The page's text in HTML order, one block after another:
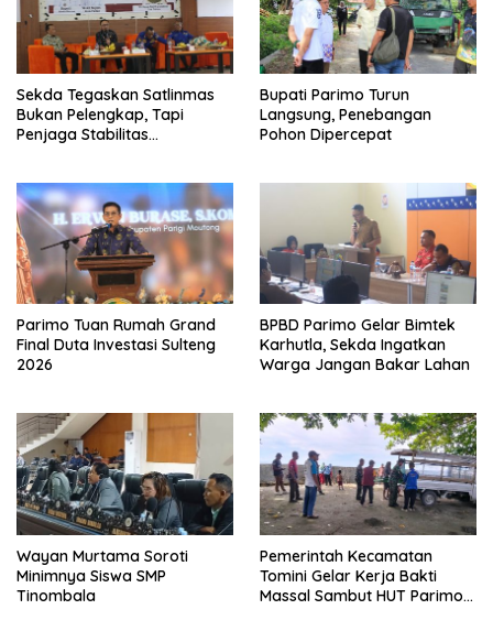
Sekda Tegaskan Satlinmas
Bukan Pelengkap, Tapi
Penjaga Stabilitas
Bupati Parimo Turun
Langsung, Penebangan
Pohon Dipercepat
Parimo Tuan Rumah Grand
Final Duta Investasi Sulteng
2026
BPBD Parimo Gelar Bimtek
Karhutla, Sekda Ingatkan
Warga Jangan Bakar Lahan
Wayan Murtama Soroti
Minimnya Siswa SMP
Tinombala
Pemerintah Kecamatan
Tomini Gelar Kerja Bakti
Massal Sambut HUT Parimo